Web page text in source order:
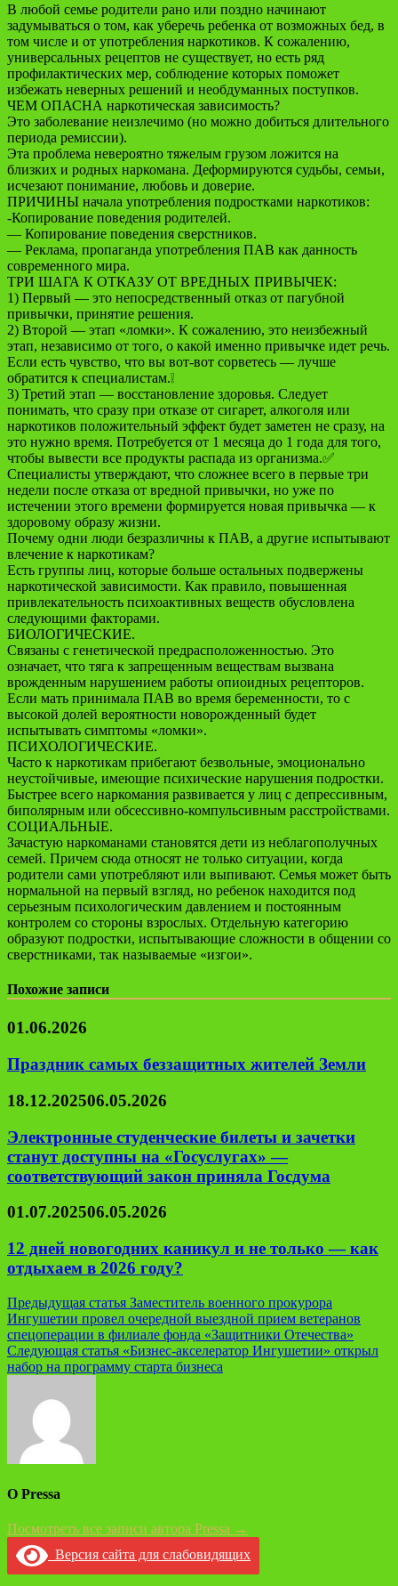
В любой семье родители рано или поздно начинают
задумываться о том, как уберечь ребенка от возможных бед, в
том числе и от употребления наркотиков. К сожалению,
универсальных рецептов не существует, но есть ряд
профилактических мер, соблюдение которых поможет
избежать неверных решений и необдуманных поступков.
ЧЕМ ОПАСНА наркотическая зависимость?
Это заболевание неизлечимо (но можно добиться длительного
периода ремиссии).
Эта проблема невероятно тяжелым грузом ложится на
близких и родных наркомана. Деформируются судьбы, семьи,
исчезают понимание, любовь и доверие.
ПРИЧИНЫ начала употребления подростками наркотиков:
-Копирование поведения родителей.
— Копирование поведения сверстников.
— Реклама, пропаганда употребления ПАВ как данность
современного мира.
ТРИ ШАГА К ОТКАЗУ ОТ ВРЕДНЫХ ПРИВЫЧЕК:
1) Первый — это непосредственный отказ от пагубной
привычки, принятие решения.
2) Второй — этап «ломки». К сожалению, это неизбежный
этап, независимо от того, о какой именно привычке идет речь.
Если есть чувство, что вы вот-вот сорветесь — лучше
обратится к специалистам.❕
3) Третий этап — восстановление здоровья. Следует
понимать, что сразу при отказе от сигарет, алкоголя или
наркотиков положительный эффект будет заметен не сразу, на
это нужно время. Потребуется от 1 месяца до 1 года для того,
чтобы вывести все продукты распада из организма.✅
Специалисты утверждают, что сложнее всего в первые три
недели после отказа от вредной привычки, но уже по
истечении этого времени формируется новая привычка — к
здоровому образу жизни.
Почему одни люди безразличны к ПАВ, а другие испытывают
влечение к наркотикам?
Есть группы лиц, которые больше остальных подвержены
наркотической зависимости. Как правило, повышенная
привлекательность психоактивных веществ обусловлена
следующими факторами.
БИОЛОГИЧЕСКИЕ.
Связаны с генетической предрасположенностью. Это
означает, что тяга к запрещенным веществам вызвана
врожденным нарушением работы опиоидных рецепторов.
Если мать принимала ПАВ во время беременности, то с
высокой долей вероятности новорожденный будет
испытывать симптомы «ломки».
ПСИХОЛОГИЧЕСКИЕ.
Часто к наркотикам прибегают безвольные, эмоционально
неустойчивые, имеющие психические нарушения подростки.
Быстрее всего наркомания развивается у лиц с депрессивным,
биполярным или обсессивно-компульсивным расстройствами.
СОЦИАЛЬНЫЕ.
Зачастую наркоманами становятся дети из неблагополучных
семей. Причем сюда относят не только ситуации, когда
родители сами употребляют или выпивают. Семья может быть
нормальной на первый взгляд, но ребенок находится под
серьезным психологическим давлением и постоянным
контролем со стороны взрослых. Отдельную категорию
образуют подростки, испытывающие сложности в общении со
сверстниками, так называемые «изгои».
Похожие записи
01.06.2026
Праздник самых беззащитных жителей Земли
18.12.202506.05.2026
Электронные студенческие билеты и зачетки
станут доступны на «Госуслугах» —
соответствующий закон приняла Госдума
01.07.202506.05.2026
12 дней новогодних каникул и не только — как
отдыхаем в 2026 году?
Навигация
по
записям
Предыдущая статья Заместитель военного прокурора
Ингушетии провел очередной выездной прием ветеранов
спецоперации в филиале фонда «Защитники Отечества»
Следующая статья «Бизнес-акселератор Ингушетии» открыл
набор на программу старта бизнеса
О Pressa
Посмотреть все записи автора Pressa →
Версия сайта для слабовидящих